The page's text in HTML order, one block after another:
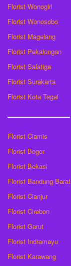
Florist Wonogiri
Florist Wonosobo
Florist Magelang
Florist Pekalongan
Florist Salatiga
Florist Surakarta
Florist Kota Tegal
Florist Ciamis
Florist Bogor
Florist Bekasi
Florist Bandung Barat
Florist Cianjur
Florist Cirebon
Florist Garut
Florist Indramayu
Florist Karawang